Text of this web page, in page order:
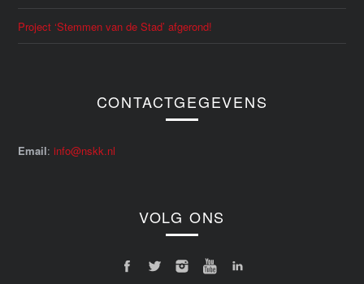
Project ‘Stemmen van de Stad’ afgerond!
CONTACTGEGEVENS
Email:info@nskk.nl
VOLG ONS